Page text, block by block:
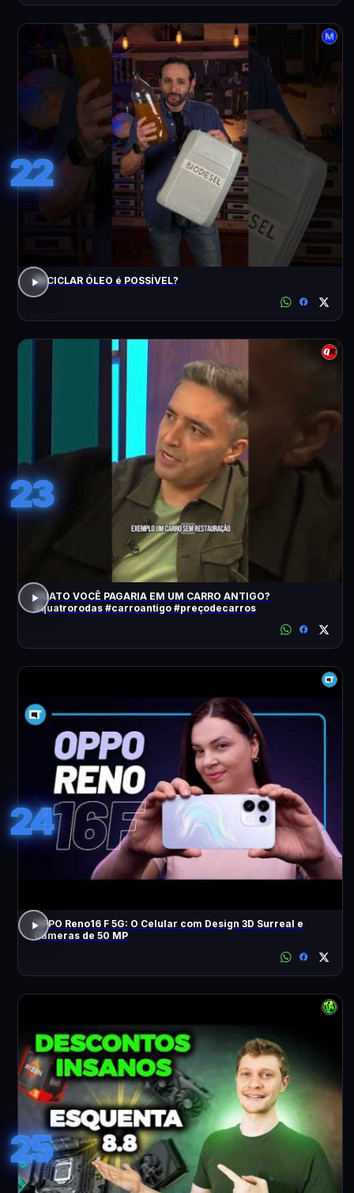
22
RECICLAR ÓLEO é POSSÍVEL?
23
QUATO VOCÊ PAGARIA EM UM CARRO ANTIGO?
#quatrorodas #carroantigo #preçodecarros
24
OPPO Reno16 F 5G: O Celular com Design 3D Surreal e
Câmeras de 50 MP
25